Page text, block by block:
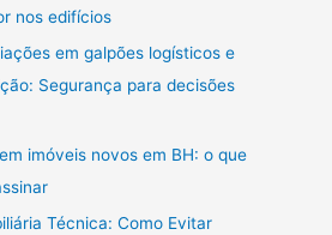
nos edifícios
em galpões logísticos e
Segurança para decisões
imóveis novos em BH: o que
Técnica: Como Evitar